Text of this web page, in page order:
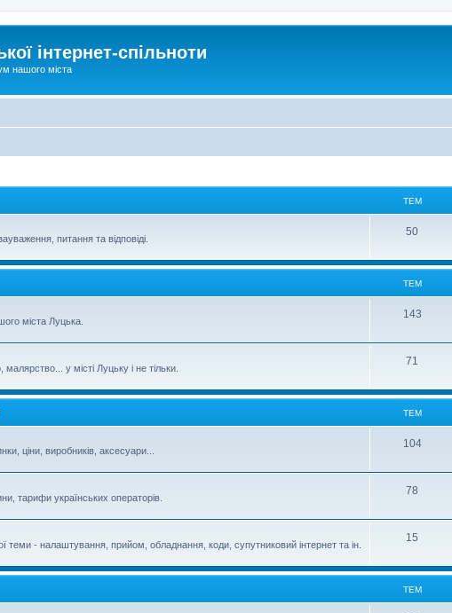
інтернет-спільноти
нашого міста
ТЕМ
питання та відповіді.
50
ТЕМ
міста Луцька.
143
у місті Луцьку і не тільки.
71
ТЕМ
ціни, виробників, аксесуари...
104
тарифи українських операторів.
78
- налаштування, прийом, обладнання, коди, супутниковий інтернет та ін.
15
ТЕМ